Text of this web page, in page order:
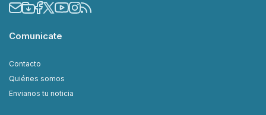
Comunicate
Contacto
Quiénes somos
Envianos tu noticia